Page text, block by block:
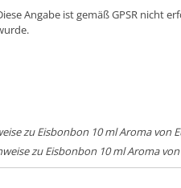
Angabe ist gemäß GPSR nicht
zu Eisbonbon 10 ml Aroma von
zu Eisbonbon 10 ml Aroma